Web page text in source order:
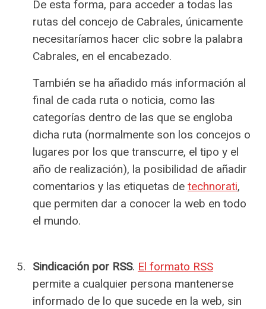
De esta forma, para acceder a todas las
rutas del concejo de Cabrales, únicamente
necesitaríamos hacer clic sobre la palabra
Cabrales, en el encabezado.
También se ha añadido más información al
final de cada ruta o noticia, como las
categorías dentro de las que se engloba
dicha ruta (normalmente son los concejos o
lugares por los que transcurre, el tipo y el
año de realización), la posibilidad de añadir
comentarios y las etiquetas de technorati,
que permiten dar a conocer la web en todo
el mundo.
Sindicación por RSS. El formato RSS
permite a cualquier persona mantenerse
informado de lo que sucede en la web, sin